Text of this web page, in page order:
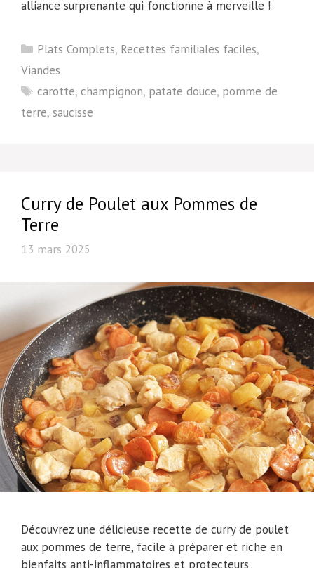
alliance surprenante qui fonctionne à merveille !
Catégories
Plats Complets, Recettes familiales faciles,
Viandes
Étiquettes
carotte,champignon, patate douce, pomme de
terre, saucisse
Curry de Poulet aux Pommes de
Terre
13 mars 2025
Découvrez une délicieuse recette de curry de poulet
aux pommes de terre, facile à préparer et riche en
bienfaits anti-inflammatoires et protecteurs